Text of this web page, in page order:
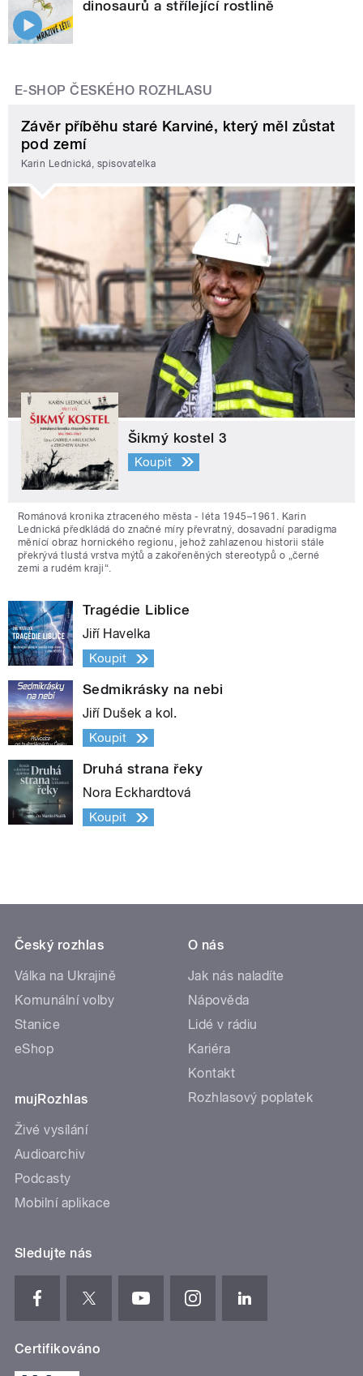
dinosaurů a střílející rostlině
E-SHOP ČESKÉHO ROZHLASU
Závěr příběhu staré Karviné, který měl zůstat
pod zemí
Karin Lednická, spisovatelka
Šikmý kostel 3
Koupit
Románová kronika ztraceného města - léta 1945–1961. Karin
Lednická předkládá do značné míry převratný, dosavadní paradigma
měnící obraz hornického regionu, jehož zahlazenou historii stále
překrývá tlustá vrstva mýtů a zakořeněných stereotypů o „černé
zemi a rudém kraji“.
Tragédie Liblice
Jiří Havelka
Koupit
Sedmikrásky na nebi
Jiří Dušek a kol.
Koupit
Druhá strana řeky
Nora Eckhardtová
Koupit
Český rozhlas
Válka na Ukrajině
Komunální volby
Stanice
eShop
mujRozhlas
Živé vysílání
Audioarchiv
Podcasty
Mobilní aplikace
O nás
Jak nás naladíte
Nápověda
Lidé v rádiu
Kariéra
Kontakt
Rozhlasový poplatek
Sledujte nás
Certifikováno